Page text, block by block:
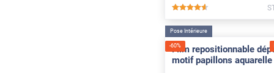
*****
-60%
Pose Intérieure
Film repositionnable
motif papillons aquarelle